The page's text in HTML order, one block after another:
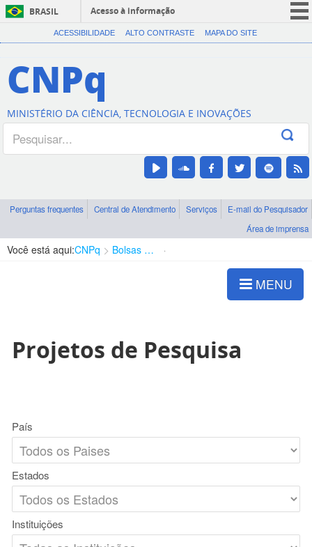
BRASIL
Acesso à informação
CORONAVÍRUS (COVID-19)
Canais
ACESSIBILIDADE ALTO CONTRASTE MAPA DO SITE
CNPq
MINISTÉRIO DA CIÊNCIA, TECNOLOGIA E INOVAÇÕES
Perguntas frequentes Central de Atendimento Serviços
E-mail do Pesquisador
Área de imprensa
Você está aqui:CNPq Bolsas e Auxílios Vigentes
MENU
Projetos de Pesquisa
País
Estados
Instituições